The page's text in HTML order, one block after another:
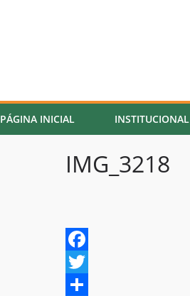
PÁGINA INICIAL INSTITUCIONAL
IMG_3218
F
aT